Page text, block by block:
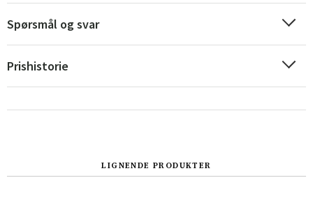
Spørsmål og svar
Prishistorie
LIGNENDE PRODUKTER